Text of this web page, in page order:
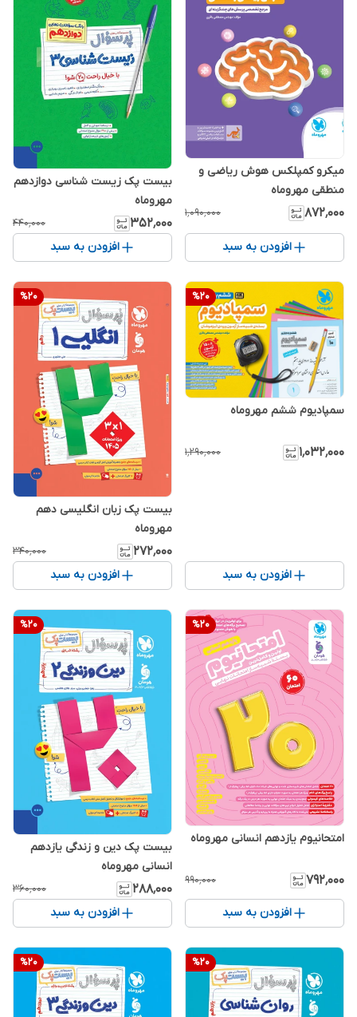
میکرو کمپلکس هوش ریاضی و
منطقی مهروماه
۸۷۲٬۰۰۰ ۱٬۰۹۰٬۰۰۰
افزودن به سبد
بیست پک زیست شناسی دوازدهم
مهروماه
۳۵۲٬۰۰۰ ۴۴۰٬۰۰۰
افزودن به سبد
%20
سمپادیوم ششم مهروماه
۱٬۰۳۲٬۰۰۰ ۱٬۲۹۰٬۰۰۰
افزودن به سبد
%20
بیست پک زبان انگلیسی دهم
مهروماه
۲۷۲٬۰۰۰ ۳۴۰٬۰۰۰
افزودن به سبد
%20
امتحانیوم یازدهم انسانی مهروماه
۷۹۲٬۰۰۰ ۹۹۰٬۰۰۰
افزودن به سبد
%20
بیست پک دین و زندگی یازدهم
انسانی مهروماه
۲۸۸٬۰۰۰ ۳۶۰٬۰۰۰
افزودن به سبد
%20
%20